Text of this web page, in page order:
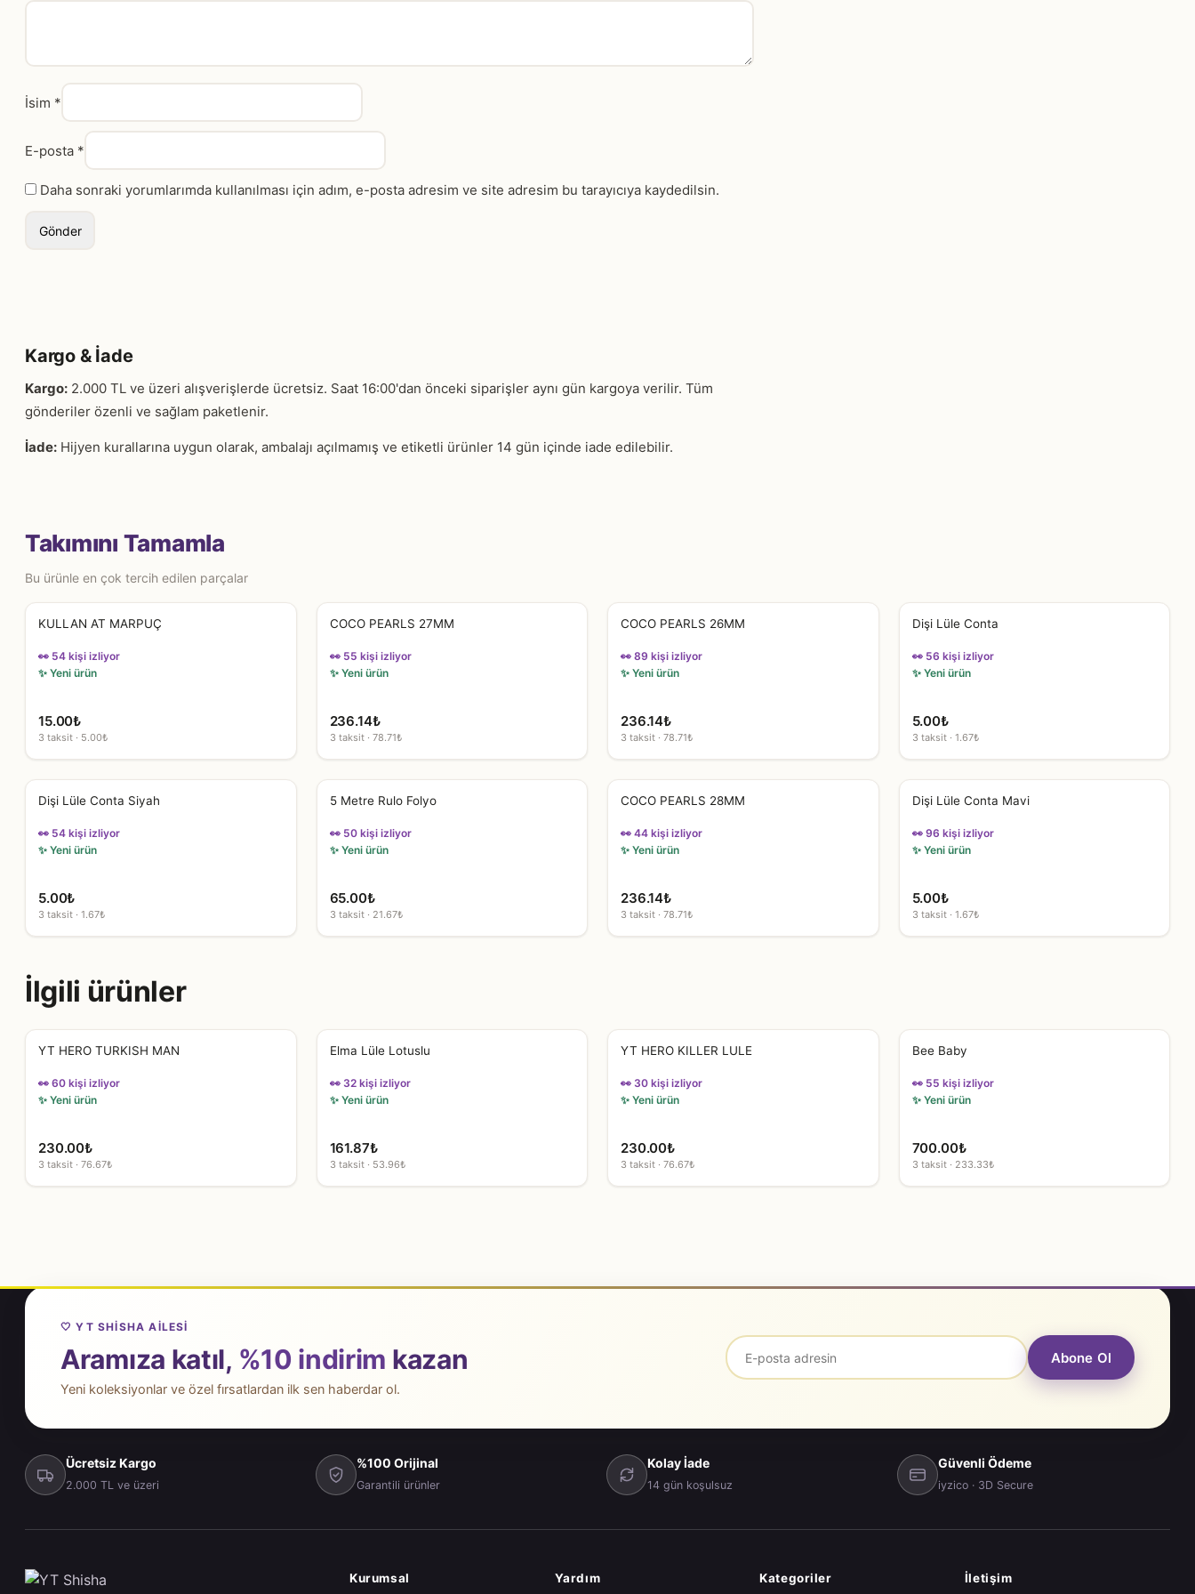
İsim *
E-posta *
Daha sonraki yorumlarımda kullanılması için adım, e-posta adresim ve site adresim bu tarayıcıya kaydedilsin.
Kargo & İade
Kargo: 2.000 TL ve üzeri alışverişlerde ücretsiz. Saat 16:00'dan önceki siparişler aynı gün kargoya verilir. Tüm
gönderiler özenli ve sağlam paketlenir.
İade: Hijyen kurallarına uygun olarak, ambalajı açılmamış ve etiketli ürünler 14 gün içinde iade edilebilir.
Takımını Tamamla
Bu ürünle en çok tercih edilen parçalar
KULLAN AT MARPUÇ
👀 54 kişi izliyor
✨ Yeni ürün
15.00₺
3 taksit · 5.00₺
COCO PEARLS 27MM
👀 55 kişi izliyor
✨ Yeni ürün
236.14₺
3 taksit · 78.71₺
COCO PEARLS 26MM
👀 89 kişi izliyor
✨ Yeni ürün
236.14₺
3 taksit · 78.71₺
Dişi Lüle Conta
👀 56 kişi izliyor
✨ Yeni ürün
5.00₺
3 taksit · 1.67₺
Dişi Lüle Conta Siyah
👀 54 kişi izliyor
✨ Yeni ürün
5.00₺
3 taksit · 1.67₺
5 Metre Rulo Folyo
👀 50 kişi izliyor
✨ Yeni ürün
65.00₺
3 taksit · 21.67₺
COCO PEARLS 28MM
👀 44 kişi izliyor
✨ Yeni ürün
236.14₺
3 taksit · 78.71₺
Dişi Lüle Conta Mavi
👀 96 kişi izliyor
✨ Yeni ürün
5.00₺
3 taksit · 1.67₺
İlgili ürünler
YT HERO TURKISH MAN
👀 60 kişi izliyor
✨ Yeni ürün
230.00₺
3 taksit · 76.67₺
Elma Lüle Lotuslu
👀 32 kişi izliyor
✨ Yeni ürün
161.87₺
3 taksit · 53.96₺
YT HERO KILLER LULE
👀 30 kişi izliyor
✨ Yeni ürün
230.00₺
3 taksit · 76.67₺
Bee Baby
👀 55 kişi izliyor
✨ Yeni ürün
700.00₺
3 taksit · 233.33₺
🤍 YT SHISHA AILESI
Aramıza katıl, %10 indirim kazan
Yeni koleksiyonlar ve özel fırsatlardan ilk sen haberdar ol.
Abone Ol
Ücretsiz Kargo
2.000 TL ve üzeri
%100 Orijinal
Garantili ürünler
Kolay İade
14 gün koşulsuz
Güvenli Ödeme
iyzico · 3D Secure
Kurumsal Yardım Kategoriler İletişim